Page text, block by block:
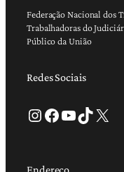
Federação Nacional dos
Trabalhadoras do
Público da União
Redes Sociais
Instagram Facebook Youtube TikTok X
Endereço